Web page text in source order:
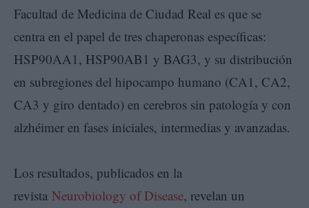
Facultad de Medicina de Ciudad Real es que se
centra en el papel de tres chaperonas específicas:
HSP90AA1, HSP90AB1 y BAG3, y su distribución
en subregiones del hipocampo humano (CA1, CA2,
CA3 y giro dentado) en cerebros sin patología y con
alzhéimer en fases iniciales, intermedias y avanzadas.
Los resultados, publicados en la
revista Neurobiology of Disease, revelan un